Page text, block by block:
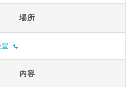
場所
室
内容